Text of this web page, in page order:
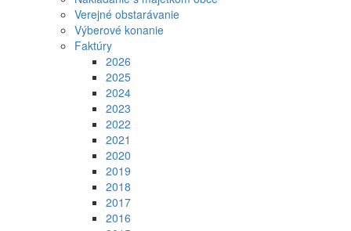
Verejné obstarávanie
Výberové konanie
Faktúry
2026
2025
2024
2023
2022
2021
2020
2019
2018
2017
2016